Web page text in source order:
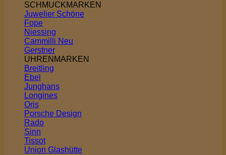
SCHMUCKMARKEN
Juwelier Schöne
Fope
Niessing
Cammilli
Gerstner
UHRENMARKEN
Breitling
Ebel
Junghans
Longines
Oris
Porsche Design
Rado
Sinn
Tissot
Union Glashütte